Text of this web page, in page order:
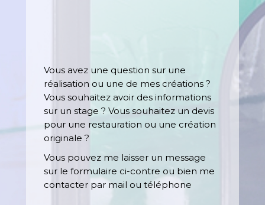
Vous avez une question sur une
réalisation ou une de mes créations ?
Vous souhaitez avoir des informations
sur un stage ? Vous souhaitez un devis
pour une restauration ou une création
originale ?
Vous pouvez me laisser un message
sur le formulaire ci-contre ou bien me
contacter par mail ou téléphone